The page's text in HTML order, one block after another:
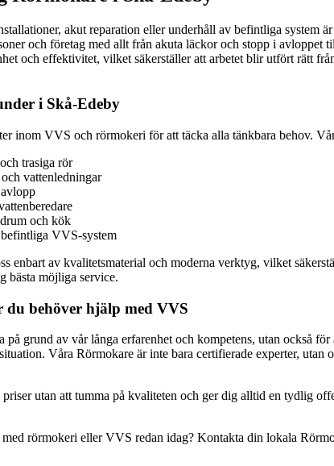
akut reparation eller underhåll av befintliga system
och företag med allt från akuta läckor och stopp i
och effektivitet, vilket säkerställer att arbetet blir utfört rätt
i Skå-Edeby
inom VVS och rörmokeri för att täcka alla tänkbara behov.
trasiga rör
vattenledningar
och kök
VVS-system
enbart av kvalitetsmaterial och moderna verktyg, vilket
bästa möjliga service.
behöver hjälp med VVS
på grund av vår långa erfarenhet och kompetens, utan också
Våra Rörmokare är inte bara certifierade experter,
utan att tumma på kvaliteten och ger dig alltid en tydlig
rörmokeri eller VVS redan idag? Kontakta din lokala